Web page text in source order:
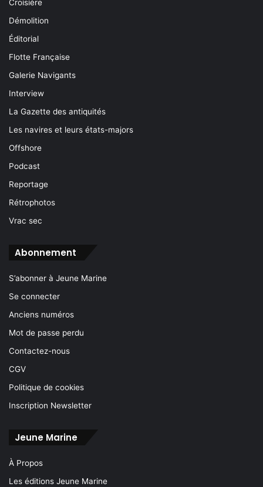
Croisière
Démolition
Éditorial
Flotte Française
Galerie Navigants
Interview
La Gazette des antiquités
Les navires et leurs états-majors
Offshore
Podcast
Reportage
Rétrophotos
Vrac sec
Abonnement
S’abonner à Jeune Marine
Se connecter
Anciens numéros
Mot de passe perdu
Contactez-nous
CGV
Politique de cookies
Inscription Newsletter
Jeune Marine
À Propos
Les éditions Jeune Marine